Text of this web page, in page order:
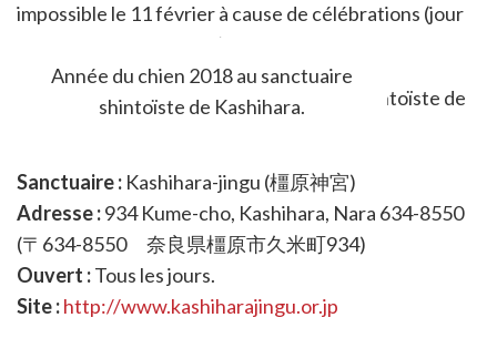
impossible le 11 février à cause de célébrations (jour
de la fondation de l'état).
Année du chien 2018 au sanctuaire
shintoïste de Kashihara.
Sanctuaire : Kashihara-jingu (橿原神宮)
Adresse :934 Kume-cho, Kashihara, Nara 634-8550
(〒634-8550 奈良県橿原市久米町934)
Ouvert :Tous les jours.
Site :http://www.kashiharajingu.or.jp